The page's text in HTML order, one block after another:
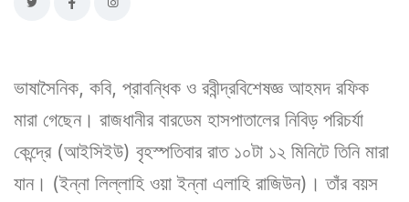
ভাষাসৈনিক, কবি, প্রাবন্ধিক ও রবীন্দ্রবিশেষজ্ঞ আহমদ রফিক
মারা গেছেন। রাজধানীর বারডেম হাসপাতালের নিবিড় পরিচর্যা
কেন্দ্রে (আইসিইউ) বৃহস্পতিবার রাত ১০টা ১২ মিনিটে তিনি মারা
যান। (ইন্না লিল্লাহি ওয়া ইন্না এলাহি রাজিউন)। তাঁর বয়স